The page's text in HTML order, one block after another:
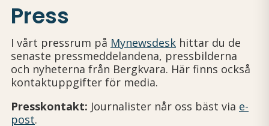
Press
I vårt pressrum på Mynewsdesk hittar du de
senaste pressmeddelandena, pressbilderna
och nyheterna från Bergkvara. Här finns också
kontaktuppgifter för media.
Presskontakt: Journalister når oss bäst via e-
post.